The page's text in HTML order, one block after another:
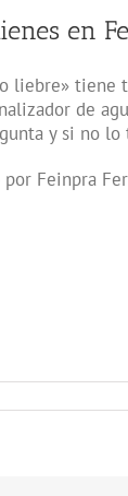
en
liebre» tiene
de
y si no
Feinpra